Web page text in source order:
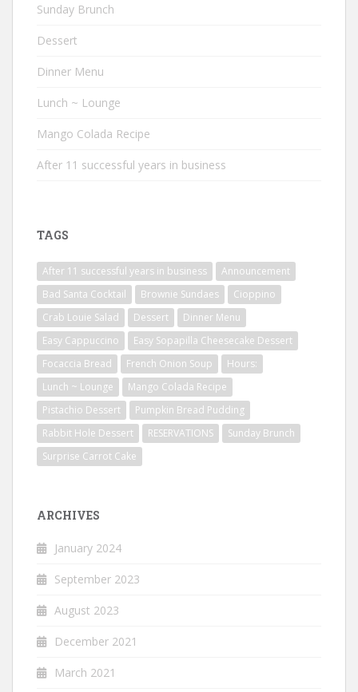
Sunday Brunch
Dessert
Dinner Menu
Lunch ~ Lounge
Mango Colada Recipe
After 11 successful years in business
TAGS
After 11 successful years in business
Announcement
Bad Santa Cocktail
Brownie Sundaes
Cioppino
Crab Louie Salad
Dessert
Dinner Menu
Easy Cappuccino
Easy Sopapilla Cheesecake Dessert
Focaccia Bread
French Onion Soup
Hours:
Lunch ~ Lounge
Mango Colada Recipe
Pistachio Dessert
Pumpkin Bread Pudding
Rabbit Hole Dessert
RESERVATIONS
Sunday Brunch
Surprise Carrot Cake
ARCHIVES
January 2024
September 2023
August 2023
December 2021
March 2021